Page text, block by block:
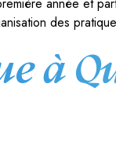
des
à